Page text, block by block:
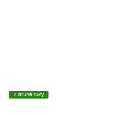
Z druhé ruky